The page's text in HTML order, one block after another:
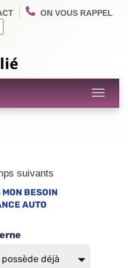
ON VOUS RAPPEL
Toggle
suivants